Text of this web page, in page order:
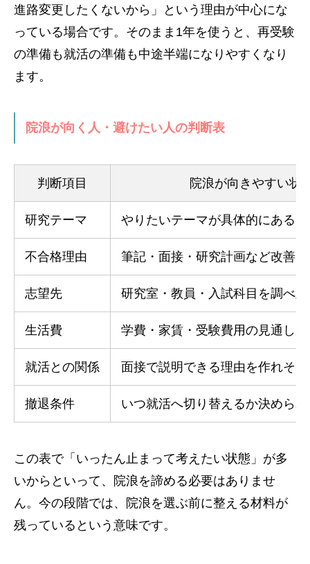
進路変更したくないから」という理由が中心にな
っている場合です。そのまま1年を使うと、再受験
の準備も就活の準備も中途半端になりやすくなり
ます。
院浪が向く人・避けたい人の判断表
判断項目 院浪が向きやすい状
研究テーマ やりたいテーマが具体的にある
不合格理由 筆記・面接・研究計画など改善
志望先 研究室・教員・入試科目を調べ
生活費 学費・家賃・受験費用の見通し
就活との関係 面接で説明できる理由を作れそう
撤退条件 いつ就活へ切り替えるか決めら
この表で「いったん止まって考えたい状態」が多
いからといって、院浪を諦める必要はありませ
ん。今の段階では、院浪を選ぶ前に整える材料が
残っているという意味です。